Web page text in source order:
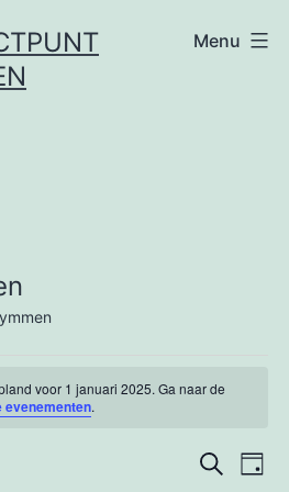
Menu
voor 1 januari 2025. Ga naar de
evenementen.
Zoeken
Dag